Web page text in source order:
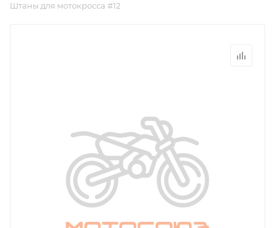
Штаны для мотокросса #12